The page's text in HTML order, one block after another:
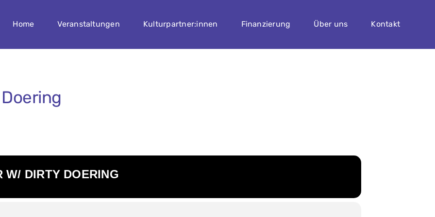
Home Veranstaltungen Kulturpartner:innen Finanzierung Über uns Kontakt
W/ DIRTY DOERING